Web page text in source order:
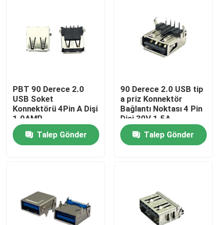
Kişiler
PBT 90 Derece 2.0
USB Soket
Konnektörü 4Pin A Dişi
1.0AMP
Talep Gönder
90 Derece 2.0 USB tip
a priz Konnektör
Bağlantı Noktası 4 Pin
Dişi 30V 1.5A
Talep Gönder